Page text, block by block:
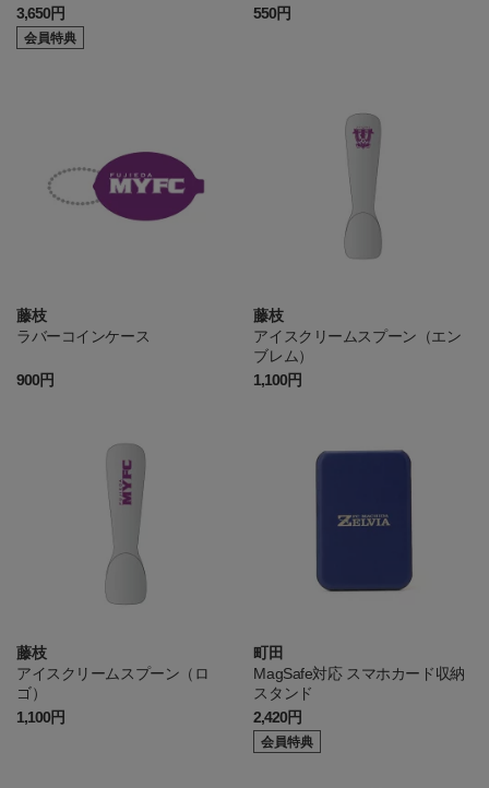
3,650円
会員特典
550円
藤枝
ラバーコインケース
900円
藤枝
アイスクリームスプーン（エン
ブレム）
1,100円
藤枝
アイスクリームスプーン（ロ
ゴ）
1,100円
町田
MagSafe対応 スマホカード収納
スタンド
2,420円
会員特典